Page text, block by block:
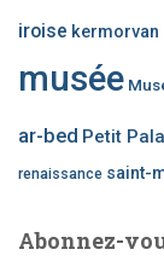
t
g
r
i
’
iroise kermorvan
musée
ar-bed Petit
renaissance saint-
Abonnez-